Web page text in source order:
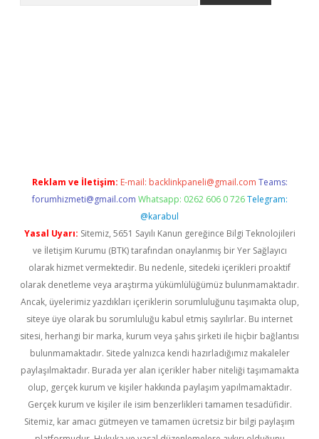
Reklam ve İletişim: E-mail: backlinkpaneli@gmail.com Teams:
forumhizmeti@gmail.com Whatsapp: 0262 606 0 726 Telegram:
@karabul
Yasal Uyarı: Sitemiz, 5651 Sayılı Kanun gereğince Bilgi Teknolojileri
ve İletişim Kurumu (BTK) tarafından onaylanmış bir Yer Sağlayıcı
olarak hizmet vermektedir. Bu nedenle, sitedeki içerikleri proaktif
olarak denetleme veya araştırma yükümlülüğümüz bulunmamaktadır.
Ancak, üyelerimiz yazdıkları içeriklerin sorumluluğunu taşımakta olup,
siteye üye olarak bu sorumluluğu kabul etmiş sayılırlar. Bu internet
sitesi, herhangi bir marka, kurum veya şahıs şirketi ile hiçbir bağlantısı
bulunmamaktadır. Sitede yalnızca kendi hazırladığımız makaleler
paylaşılmaktadır. Burada yer alan içerikler haber niteliği taşımamakta
olup, gerçek kurum ve kişiler hakkında paylaşım yapılmamaktadır.
Gerçek kurum ve kişiler ile isim benzerlikleri tamamen tesadüfidir.
Sitemiz, kar amacı gütmeyen ve tamamen ücretsiz bir bilgi paylaşım